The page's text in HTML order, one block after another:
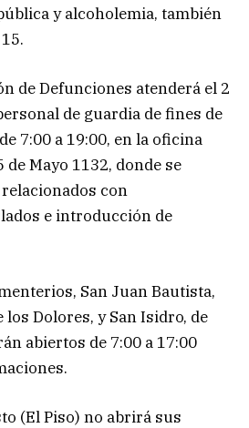
y alcoholemia, también
de Defunciones atenderá el 2
de guardia de fines de
7:00 a 19:00, en la oficina
Mayo 1132, donde se
con
e introducción de
San Juan Bautista,
Dolores, y San Isidro, de
abiertos de 7:00 a 17:00
(El Piso) no abrirá sus